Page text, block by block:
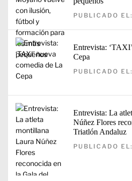
PUBLICADO
Entrevista:
Cepa
PUBLICADO
Entrevista: La
Núñez Flores
Triatlón Andaluz
PUBLICADO